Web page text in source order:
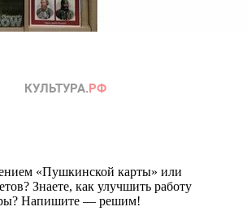
«Пушкинской карты» или
Знаете, как улучшить работу
Напишите — решим!